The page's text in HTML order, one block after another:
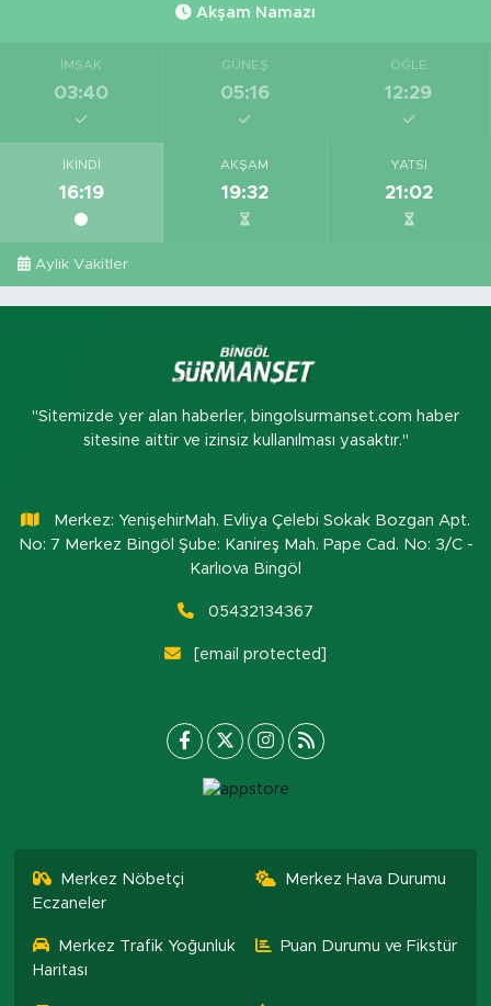
Akşam Namazı
İMSAK
03:40
GÜNEŞ
05:16
ÖĞLE
12:29
İKINDI
16:19
AKŞAM
19:32
YATSI
21:02
Aylık Vakitler
"Sitemizde yer alan haberler, bingolsurmanset.com haber
sitesine aittir ve izinsiz kullanılması yasaktır."
Merkez: YenişehirMah. Evliya Çelebi Sokak Bozgan Apt.
No: 7 Merkez Bingöl Şube: Kanireş Mah. Pape Cad. No: 3/C -
Karlıova Bingöl
05432134367
[email protected]
Merkez Nöbetçi
Eczaneler
Merkez Hava Durumu
Merkez Trafik Yoğunluk
Haritası
Puan Durumu ve Fikstür